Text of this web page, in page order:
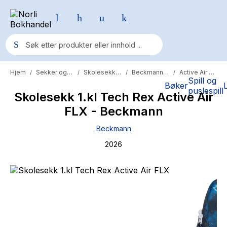
BøkerSpill og
puslespill
Populære søk
Pokemon
Fury Bound - Sable Sorensen
Elizabeth Strout
Hjem / Sekker og skolesaker / Skolesekker / Beckmann sekk / Active Air FLX
Skolesekk 1.kl Tech Rex Active Air
FLX - Beckmann
Beckmann
2026